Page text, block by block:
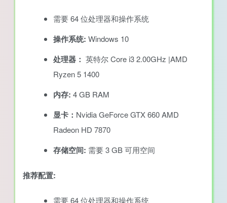
需要 64 位处理器和操作系统
操作系统: Windows 10
处理器： 英特尔 Core i3 2.00GHz |AMD
Ryzen 5 1400
内存: 4 GB RAM
显卡： Nvidia GeForce GTX 660 AMD
Radeon HD 7870
存储空间: 需要 3 GB 可用空间
推荐配置:
需要 64 位处理器和操作系统